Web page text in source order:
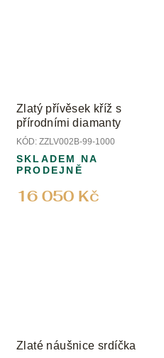
Zlatý přívěsek kříž s
přírodními diamanty
KÓD: ZZLV002B-99-1000
16 050 Kč
SKLADEM NA
PRODEJNĚ
Zlaté náušnice srdíčka